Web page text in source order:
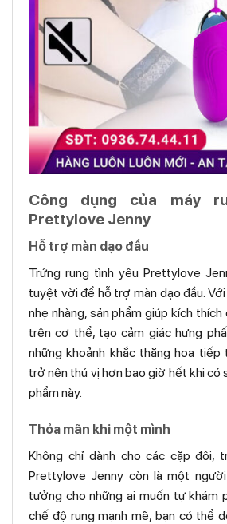
Công dụng của máy
Prettylove Jenny
Hỗ trợ màn dạo đầu
Trứng rung tình yêu Prettylove
tuyệt vời để hỗ trợ màn dạo đầu.
nhẹ nhàng, sản phẩm giúp kích thích
trên cơ thể, tạo cảm giác hưng
những khoảnh khắc thăng hoa tiếp
trở nên thú vị hơn bao giờ hết khi có
phẩm này.
Thỏa mãn khi một mình
Không chỉ dành cho các cặp đôi,
Prettylove Jenny còn là một
tưởng cho những ai muốn tự khám
chế độ rung mạnh mẽ, bạn có thể